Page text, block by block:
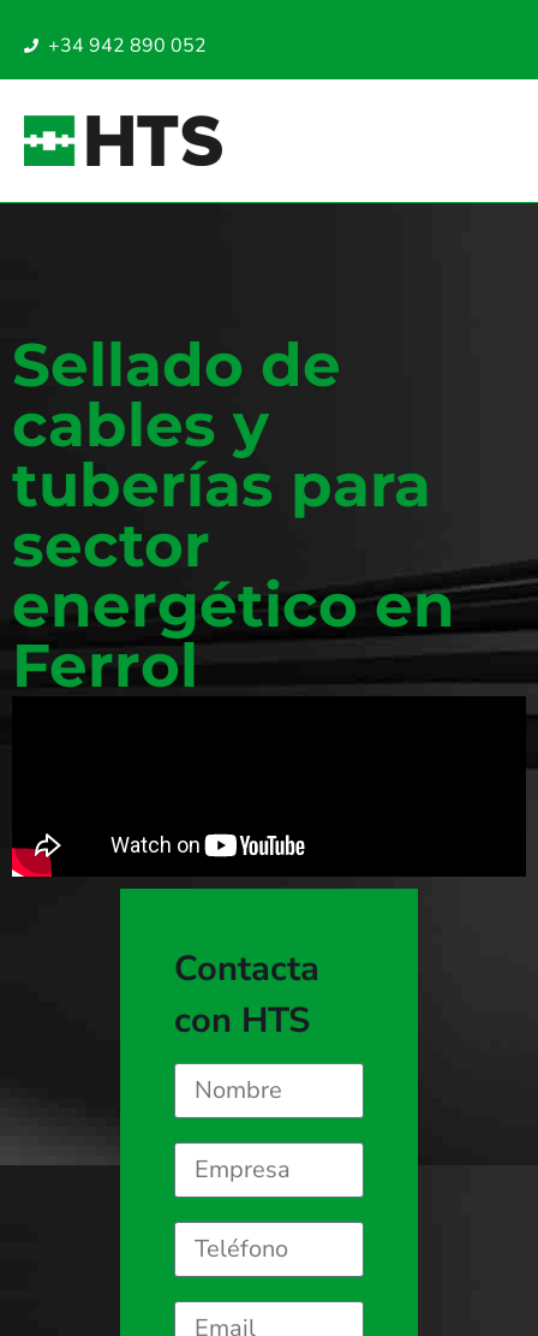
+34 942 890 052
Sellado de
cables y
tuberías para
sector
energético en
Ferrol
Contacta
con HTS